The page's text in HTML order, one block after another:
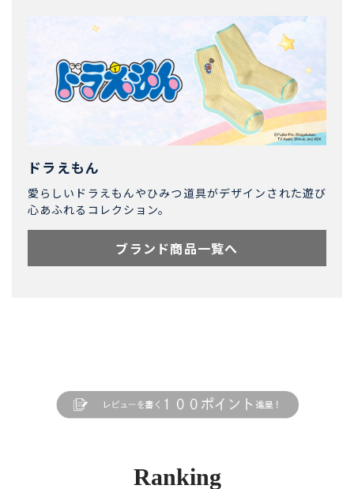
ドラえもん
愛らしいドラえもんやひみつ道具がデザインされた遊び
心あふれるコレクション。
ブランド商品一覧へ
Ranking